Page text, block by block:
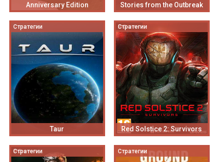
Anniversary Edition
Stories from the Outbreak
Стратегии
Taur
Стратегии
Red Solstice 2: Survivors
Стратегии Стратегии